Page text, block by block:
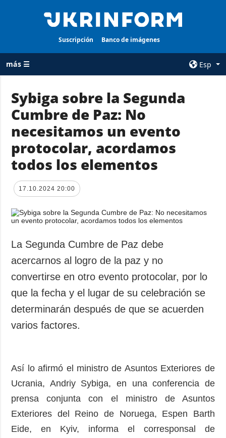
Suscripción Banco de imágenes
más ☰
Esp
TODAS LAS
CATEGORÍAS
Guerra
Reconstrucción
de Ucrania
Política
Economía
Defensa
Cultura
Deportes
Crimen
Desastres y
emergencias
AGENCIA
sobre la agencia
contacto
condiciones de
suscripción
privacidad y
protección de
ADICIONAL
Entrevistas
Fotos
Video
Releases
imágenes
Sybiga sobre la Segunda
Cumbre de Paz: No
necesitamos un evento
protocolar, acordamos
todos los elementos
17.10.2024 20:00
La Segunda Cumbre de Paz debe
acercarnos al logro de la paz y no
convertirse en otro evento protocolar, por lo
que la fecha y el lugar de su celebración se
determinarán después de que se acuerden
varios factores.
Así lo afirmó el ministro de Asuntos Exteriores de
Ucrania, Andriy Sybiga, en una conferencia de
prensa conjunta con el ministro de Asuntos
Exteriores del Reino de Noruega, Espen Barth
Eide, en Kyiv, informa el corresponsal de